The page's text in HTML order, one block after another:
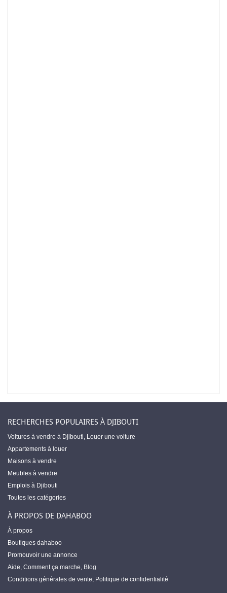
RECHERCHES POPULAIRES À DJIBOUTI
Voitures à vendre à Djibouti, Louer une voiture
Appartements à louer
Maisons à vendre
Meubles à vendre
Emplois à Djibouti
Toutes les catégories
À PROPOS DE DAHABOO
À propos
Boutiques dahaboo
Promouvoir une annonce
Aide, Comment ça marche, Blog
Conditions générales de vente, Politique de confidentialité